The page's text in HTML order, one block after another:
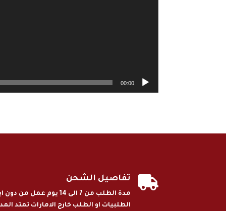
00:00
 تفاصيل الشحن
مدة الطلب من 7 الى 14